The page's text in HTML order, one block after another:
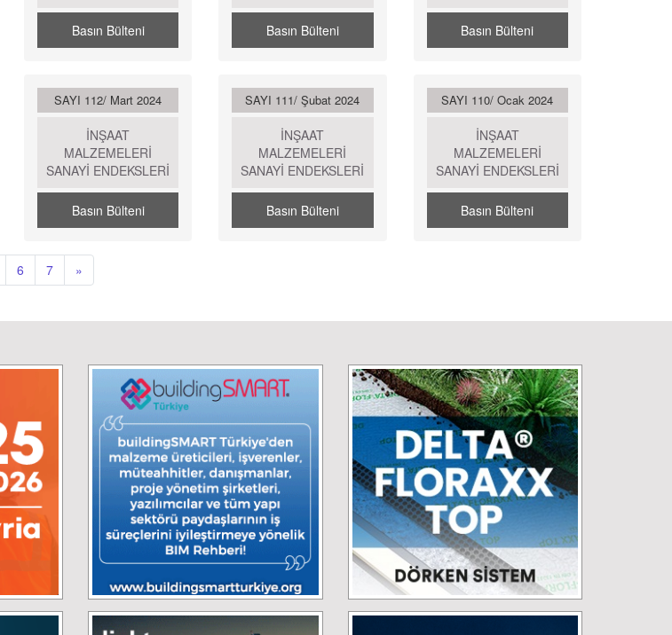
Basın Bülteni Basın Bülteni Basın Bülteni
SAYI 112/ Mart 2024
İNŞAAT
MALZEMELERİ
SANAYİ ENDEKSLERİ
Basın Bülteni
SAYI 111/ Şubat 2024
İNŞAAT
MALZEMELERİ
SANAYİ ENDEKSLERİ
Basın Bülteni
SAYI 110/ Ocak 2024
İNŞAAT
MALZEMELERİ
SANAYİ ENDEKSLERİ
Basın Bülteni
6 7 »